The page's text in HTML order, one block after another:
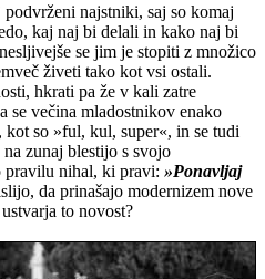
najstniki, saj so komaj
kaj naj bi delali in kako naj bi
se jim je stopiti z množico
živeti tako kot vsi ostali.
hkrati pa že v kali zatre
se večina mladostnikov enako
so »ful, kul, super«, in se tudi
zunaj blestijo s svojo
pravilu nihal, ki pravi: »Ponavljaj
da prinašajo modernizem nove
to novost?